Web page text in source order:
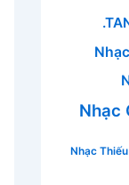
Nhạc
Nhạc